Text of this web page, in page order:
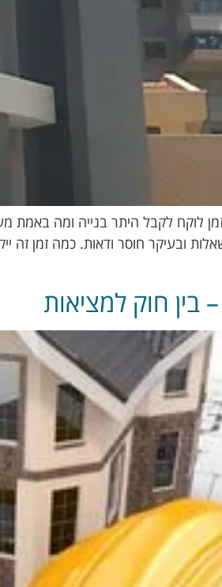
לוקח לקבל היתר בנייה ומה
ובעיקר חוסר ודאות. כמה זמן
בין חוק למציאות